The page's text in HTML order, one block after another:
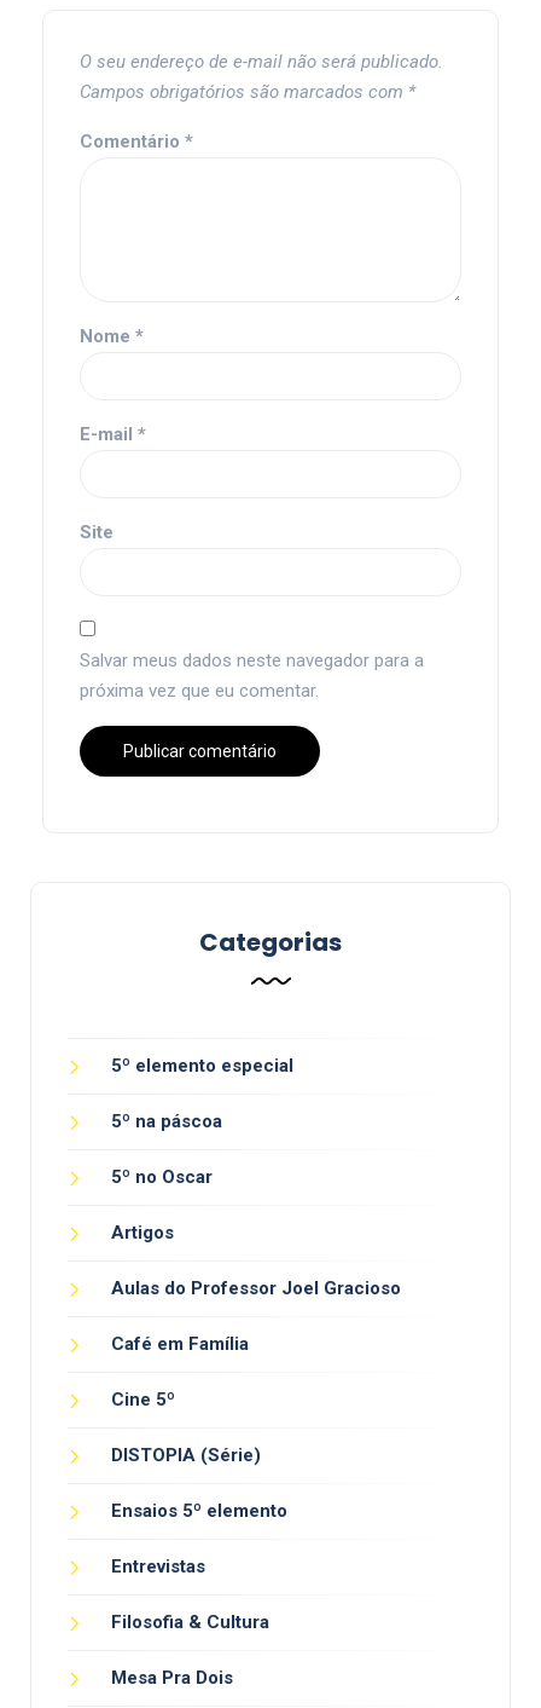
O seu endereço de e-mail não será publicado.
Campos obrigatórios são marcados com *
Comentário *
Nome *
E-mail *
Site
Salvar meus dados neste navegador para a
próxima vez que eu comentar.
Categorias
5º elemento especial
5º na páscoa
5º no Oscar
Artigos
Aulas do Professor Joel Gracioso
Café em Família
Cine 5º
DISTOPIA (Série)
Ensaios 5º elemento
Entrevistas
Filosofia & Cultura
Mesa Pra Dois